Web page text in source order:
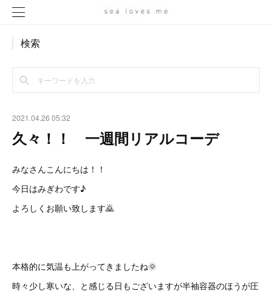
検索
2021.04.26 05:32
久々！！ 一週間リアルコーデ
みなさんこんにちは！！
今日はみぎわです♪
よろしくお願い致します🙇
本格的に気温も上がってきましたね🌞
時々少し寒いな、と感じる日もございますが半袖容器のほうが圧